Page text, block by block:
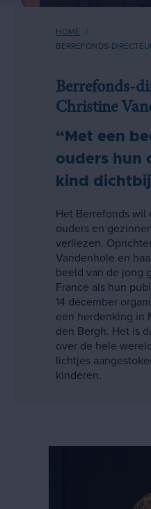
Kruimelpad
HOME
BERREFONDS-
Berrefonds-
Christine
“Met een
ouders hun
kind
Het Berrefonds wil
ouders en
verliezen.
Vandenhole en
beeld van de jong
France als hun
14 december
een herdenking in
den Bergh. Het is
over de hele
lichtjes
kinderen.